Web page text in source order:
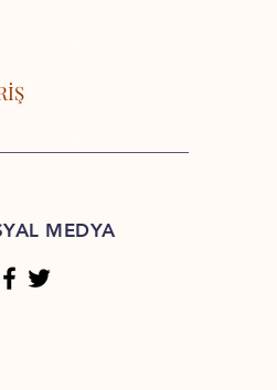
MEDYA